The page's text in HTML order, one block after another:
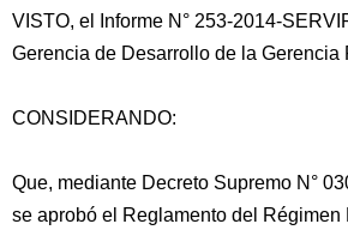
VISTO, el Informe N° 253-2014-
Gerencia de Desarrollo de la Gerencia
CONSIDERANDO:
Que, mediante Decreto Supremo N°
se aprobó el Reglamento del Régimen